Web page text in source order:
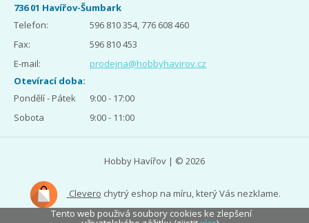
736 01 Havířov-Šumbark
Telefon:
596 810 354, 776 608 460
Fax:
596 810 453
E-mail:
prodejna@hobbyhavirov.cz
Otevírací doba:
Pondělí - Pátek
9:00 - 17:00
Sobota
9:00 - 11:00
Hobby Havířov | © 2026
Clevero chytrý eshop na míru, který Vás nezklame.
Tento web použivá soubory cookies ke zlepšení